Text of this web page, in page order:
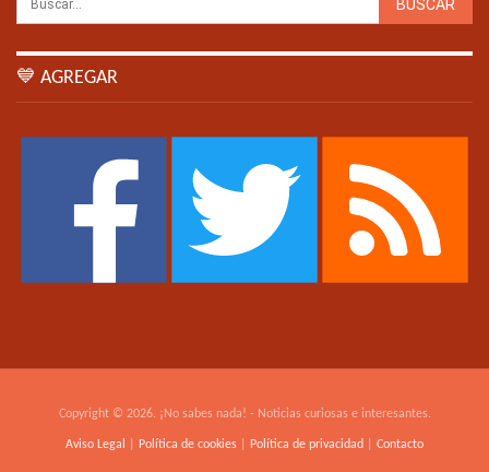
💙 AGREGAR
Copyright © 2026. ¡No sabes nada! - Noticias curiosas e interesantes.
Aviso Legal Política de cookies Política de privacidad Contacto